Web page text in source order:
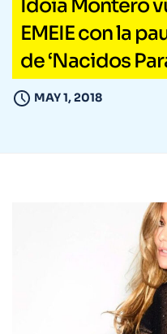
Idoia Montero
EMEIE con la
de ‘Nacidos
MAY 1, 2018